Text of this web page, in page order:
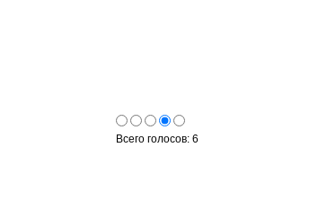
Всего голосов: 6